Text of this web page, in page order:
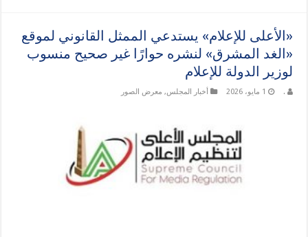
«الأعلى للإعلام» يستدعي الممثل القانوني لموقع
«الغد المشرق» لنشره حوارًا غير صحيح منسوب
لوزير الدولة للإعلام
. 1 مايو، 2026 أخبار المجلس, معرض الصور